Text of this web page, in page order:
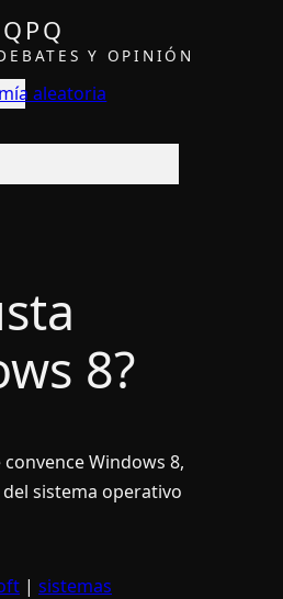
Y OPINIÓN
aleatoria
8?
convence Windows 8,
sistema operativo
| sistemas